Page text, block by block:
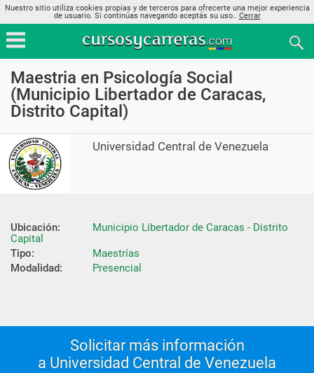
Nuestro sitio utiliza cookies propias y de terceros para ofrecerte una mejor experiencia
de usuario. Si continúas navegando aceptás su uso.. Cerrar
Maestria en Psicología Social
(Municipio Libertador de Caracas,
Distrito Capital)
Universidad Central de Venezuela
Ubicación:
Municipio Libertador de Caracas - Distrito
Capital
Tipo:
Maestrías
Modalidad:
Presencial
Solicitar más información
a Universidad Central de Venezuela